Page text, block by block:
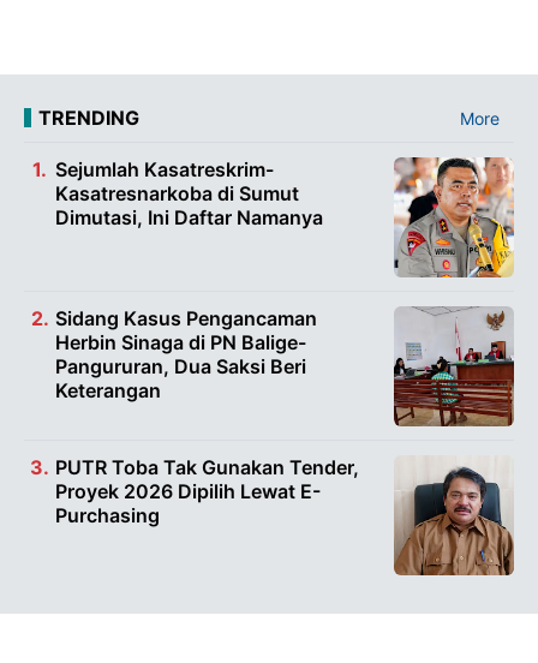
TRENDING More
Sejumlah Kasatreskrim-
Kasatresnarkoba di Sumut
Dimutasi, Ini Daftar Namanya
Sidang Kasus Pengancaman
Herbin Sinaga di PN Balige-
Pangururan, Dua Saksi Beri
Keterangan
PUTR Toba Tak Gunakan Tender,
Proyek 2026 Dipilih Lewat E-
Purchasing